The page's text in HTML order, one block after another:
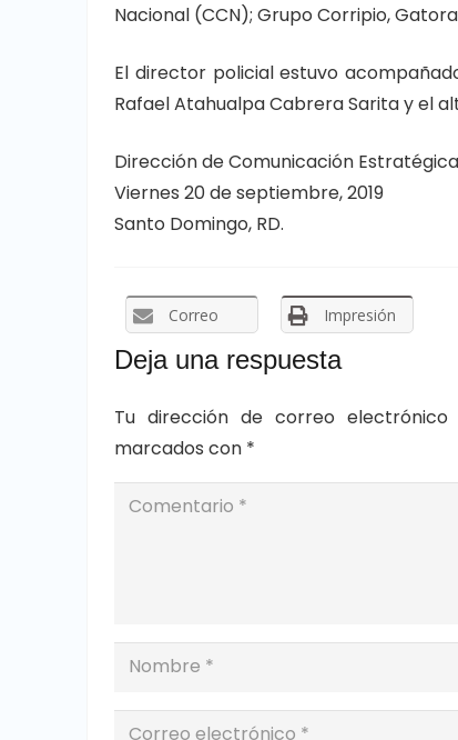
Nacional (CCN); Grupo Corripio,
El director policial estuvo
Rafael Atahualpa Cabrera Sarita y el
Dirección de Comunicación
Viernes 20 de septiembre, 2019
Santo Domingo, RD.
Correo Impresión
Deja una respuesta
Tu dirección de correo electrónico
marcados con *